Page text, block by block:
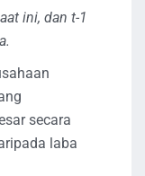
ini, dan t-1
secara
laba